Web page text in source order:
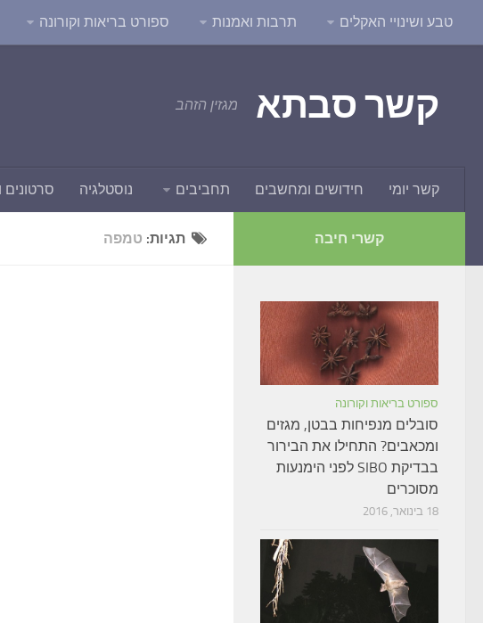
טבע ושינויי האקלים תרבות ואמנות ספורט בריאות וקורונה
קשר סבתא מגזין הזהב
קשר יומי חידושים ומחשבים תחביבים נוסטלגיה סרטונים
תגיות: טמפה קשרי חיבה
ספורט בריאות וקורונה
סובלים מנפיחות בבטן, מגזים
ומכאבים? התחילו את הבירור
בבדיקת SIBO לפני הימנעות
מסוכרים
18 בינואר, 2016